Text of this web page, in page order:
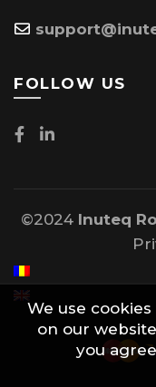
FOLLOW US
©2024 Inuteq
We use
on our
you